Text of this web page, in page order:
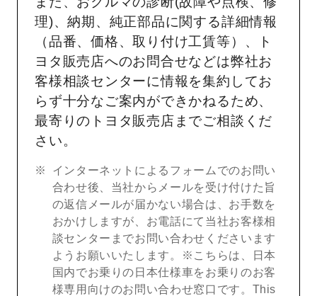
理)、納期、純正部品に関する詳細情報
（品番、価格、取り付け工賃等）、ト
ヨタ販売店へのお問合せなどは弊社お
客様相談センターに情報を集約してお
らず十分なご案内ができかねるため、
最寄りのトヨタ販売店までご相談くだ
さい。
インターネットによるフォームでのお問い
合わせ後、当社からメールを受け付けた旨
の返信メールが届かない場合は、お手数を
おかけしますが、お電話にて当社お客様相
談センターまでお問い合わせくださいます
ようお願いいたします。※こちらは、日本
国内でお乗りの日本仕様車をお乗りのお客
様専用向けのお問い合わせ窓口です。This